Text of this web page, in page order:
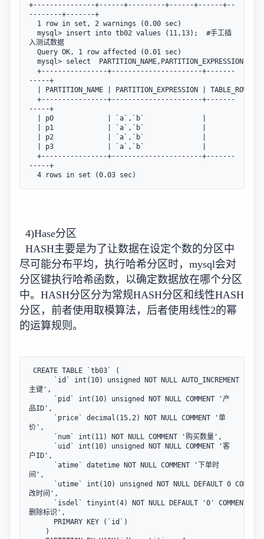
+---------------+------+---------+------+------+--
--------+-------+
1 row in set, 2 warnings (0.00 sec)
mysql> insert into tb02 values (11,13);  #手工插
入测试数据
Query OK, 1 row affected (0.01 sec)
mysql> select
+----------------+----------------------+-------
-----+
| PARTITION_NAME | PARTITION_EXPRESSION | TABLE_ROWS |
+----------------+----------------------+-------
-----+
| p0             | `a`,`b`              |          0 |
| p1             | `a`,`b`              |          0 |
| p2             | `a`,`b`              |          0 |
| p3             | `a`,`b`              |          1 |
+----------------+----------------------+-------
-----+
4 rows in set (0.03 sec)
4)Hase分区
HASH主要是为了让数据在设定个数的分区中
尽可能分布平均，执行哈希分区时，mysql会对
分区键执行哈希函数，以确定数据放在哪个分区
中。HASH分区分为常规HASH分区和线性HASH
分区，前者使用取模算法，后者使用线性2的幂
的运算规则。
CREATE TABLE `tb03` (
`id` int(10) unsigned NOT NULL AUTO_INCREMENT
主键',
`pid` int(10) unsigned NOT NULL COMMENT '产
品ID',
`price` decimal(15,2) NOT NULL COMMENT '单
价',
`num` int(11) NOT NULL COMMENT '购买数量',
`uid` int(10) unsigned NOT NULL COMMENT '客
户ID',
`atime` datetime NOT NULL COMMENT '下单时
间',
`utime` int(10) unsigned NOT NULL DEFAULT 0
改时间',
`isdel` tinyint(4) NOT NULL DEFAULT '0' COMMENT '软
删除标识',
PRIMARY KEY (`id`)
)